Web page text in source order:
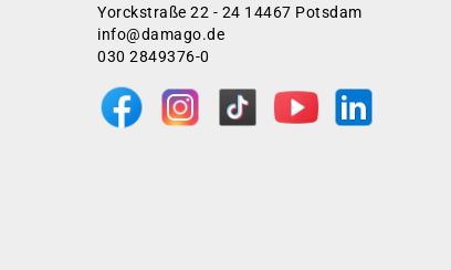
Yorckstraße 22 - 24 14467 Potsdam
info@damago.de
030 2849376-0